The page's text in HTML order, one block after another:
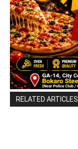
RELATED ARTICLES